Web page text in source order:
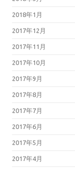
2018年1月
2017年12月
2017年11月
2017年10月
2017年9月
2017年8月
2017年7月
2017年6月
2017年5月
2017年4月